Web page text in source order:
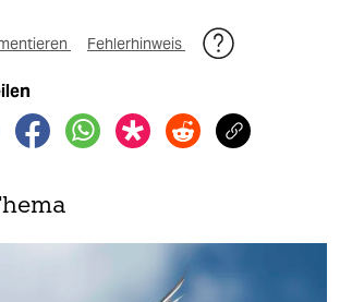
Fehlerhinweis